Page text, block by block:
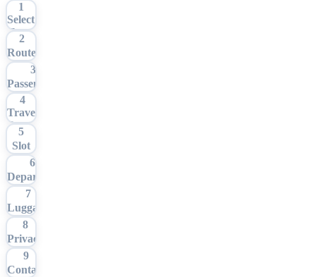
1
Select
Tour
2
Route
3
Passengers
4
Travel
Date
5
Slot
6
Departure
7
Luggage
8
Privacy
9
Contact